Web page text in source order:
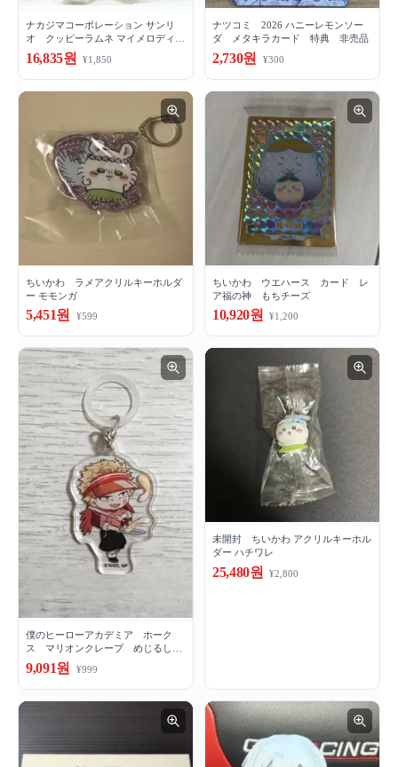
ナカジマコーポレーション サンリ
オ クッピーラムネ マイメロディ
ぬいぐるみ
16,835원 ¥1,850
ナツコミ 2026 ハニーレモンソー
ダ メタキラカード 特典 非売品
2,730원 ¥300
ちいかわ ラメアクリルキーホルダ
ー モモンガ
5,451원 ¥599
ちいかわ ウエハース カード レ
ア福の神 もちチーズ
10,920원 ¥1,200
僕のヒーローアカデミア ホーク
ス マリオンクレープ めじるしチ
ャーム
9,091원 ¥999
未開封 ちいかわ アクリルキーホル
ダー ハチワレ
25,480원 ¥2,800